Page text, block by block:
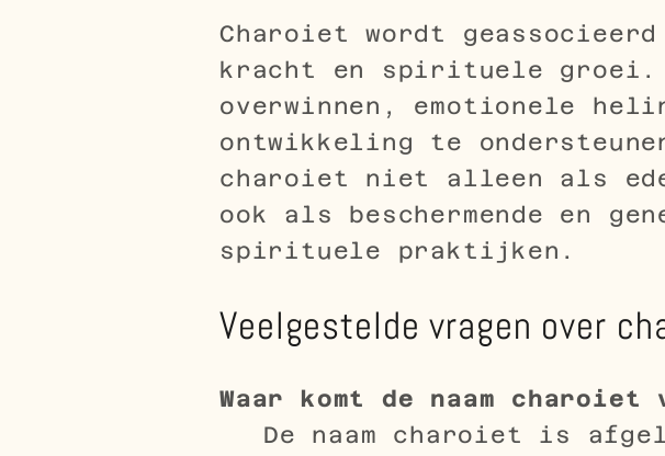
Charoiet wordt
kracht en spirituele groei.
overwinnen, emotionele
ontwikkeling te
charoiet niet alleen als
ook als beschermende en
spirituele praktijken.
Veelgestelde vragen over
Waar komt de naam charoiet
De naam charoiet is